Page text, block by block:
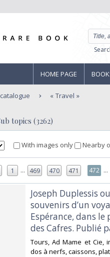
HOME PAGE
Travel
topics (3262)
With images only Nearby
1 ... 469 470 471 472 ...
‎Joseph Duplessis
souvenirs d’un
Espérance, dans
des Cafres. Publié
‎Tours, Ad Mame et Cie,
dos à nerfs, caissons,